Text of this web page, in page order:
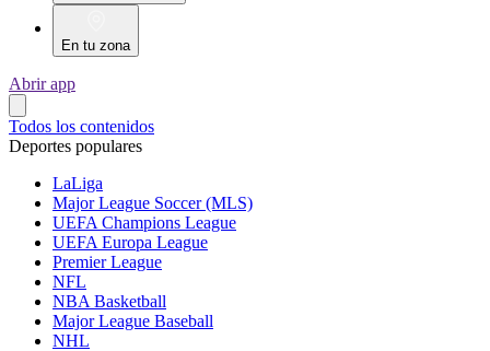
En tu zona
Abrir app
Todos los contenidos
Deportes populares
LaLiga
Major League Soccer (MLS)
UEFA Champions League
UEFA Europa League
Premier League
NFL
NBA Basketball
Major League Baseball
NHL